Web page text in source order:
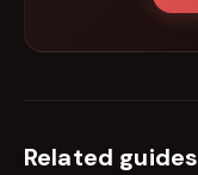
Related guides